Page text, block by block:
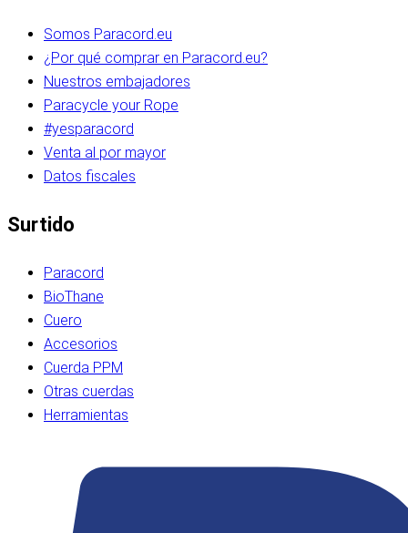
Somos Paracord.eu
¿Por qué comprar en Paracord.eu?
Nuestros embajadores
Paracycle your Rope
#yesparacord
Venta al por mayor
Datos fiscales
Surtido
Paracord
BioThane
Cuero
Accesorios
Cuerda PPM
Otras cuerdas
Herramientas